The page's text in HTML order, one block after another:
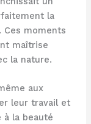
la
Ces moments
maîtrise
la nature.
aux
leur travail et
à la beauté